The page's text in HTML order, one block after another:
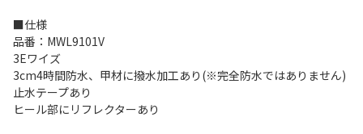
■仕様
品番：MWL9101V
3Eワイズ
3cm4時間防水、甲材に撥水加工あり(※完全防水ではありません)
止水テープあり
ヒール部にリフレクターあり